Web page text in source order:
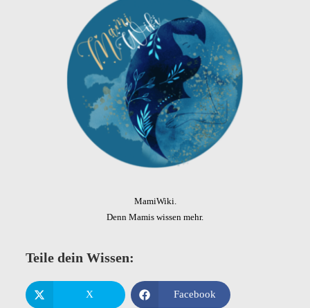
MamiWiki.
Denn Mamis wissen mehr.
Teile dein Wissen:
X Facebook